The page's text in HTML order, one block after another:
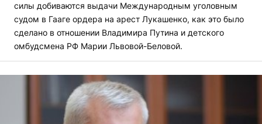
силы добиваются выдачи Международным уголовным
судом в Гааге ордера на арест Лукашенко, как это было
сделано в отношении Владимира Путина и детского
омбудсмена РФ Марии Львовой-Беловой.